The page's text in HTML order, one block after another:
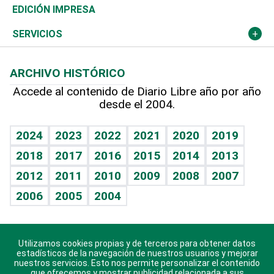
Caribe
Resto del mundo
Global y variable
Economía personal
Novedades
Podcast Arte Libre
Hablando con el pediatra
Vida y familia
Eñe
Celebrando la vida
Sin complejos
En pocas palabras
Escuchando al corazón
Olimpismo
Más deportes
Línea de hit
TBT Deportivo
Noticiero Poteleche
Columnistas
Más firmas
Martes de tecnología
Cambio climático
Deportes
Opinión
Hecho en casa
Guía del dinero
EDICIÓN IMPRESA
SERVICIOS
Cumpleaños
Horóscopos
Crucigramas
ARCHIVO HISTÓRICO
Accede al contenido de Diario Libre año por año
desde el 2004.
2024 2023 2022 2021 2020
2019
2018
2017 2016 2015 2014
2013
2012
2011 2010 2009 2008
2007
2006
2005 2004
Descarga nuestras aplicaciones para Android, iOS y
sistema Huawei.
Utilizamos cookies propias y de terceros para obtener datos
estadísticos de la navegación de nuestros usuarios y mejorar
nuestros servicios. Esto nos permite personalizar el contenido